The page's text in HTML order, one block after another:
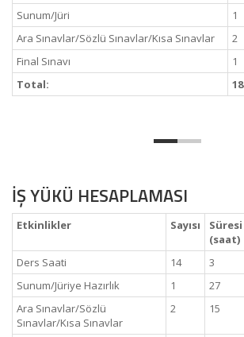
Sunum/Jüri
1
Ara Sınavlar/Sözlü Sınavlar/Kısa Sınavlar
2
Final Sınavı
1
Total:
18
İŞ YÜKÜ HESAPLAMASI
Etkinlikler Sayısı
Süresi
(saat)
Ders Saati
14 3
Sunum/Jüriye Hazırlık
1 27
Ara Sınavlar/Sözlü
Sınavlar/Kısa Sınavlar
2 15